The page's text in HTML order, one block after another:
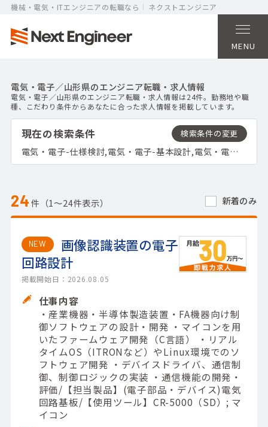
機械・電気・ITエンジニアの転職なら ネクストエンジニア
MENU
電気・電子／山形県のエンジニア転職・求人情報
電気・電子／山形県のエンジニア転職・求人情報は24件。勤務地や職
種、こだわり条件からあなたに合った求人情報を掲載しています。
現在の検索条件
電気・電子-仕様検討,電気・電子-基本設計,電気・電子-詳細設計,電気・電子-CAD製図,電気・電子-試作,電気・電子-試験・評価,電気・電子-生産技術フォロー,山形県
24件（1〜24件表示） 新着のみ
NEW
画像認識装置の電子
回路設計
掲載開始日：2026.08.05
仕事内容
・産業機器・半導体製造装置・FA機器向け制
御ソフトウェアの設計・開発 ・マイコンを用
いたファームウェア開発（C言語） ・リアル
タイムOS（ITRONなど）やLinux環境でのソ
フトウェア開発 ・デバイスドライバ、通信制
御、制御ロジックの実装 ・通信機能の開発・
評価/【担当製品】(電子部品・デバイス)電気
回路基板/【使用ツール】CR-5000（SD）; マ
イコン